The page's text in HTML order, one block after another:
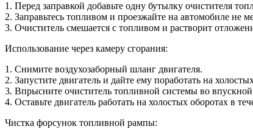
1. Перед заправкой добавьте одну бутылку очистителя
2. Заправьтесь топливом и проезжайте на автомобиле не
3. Очиститель смешается с топливом и растворит
Использование через камеру сгорания:
1. Снимите воздухозаборный шланг двигателя.
2. Запустите двигатель и дайте ему поработать на
3. Впрысните очиститель топливной системы во впускной
4. Оставьте двигатель работать на холостых оборотах в
Чистка форсунок топливной рампы: